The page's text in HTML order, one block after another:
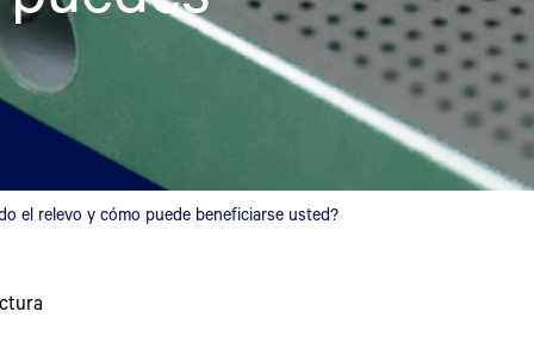
el relevo y cómo puede beneficiarse usted?